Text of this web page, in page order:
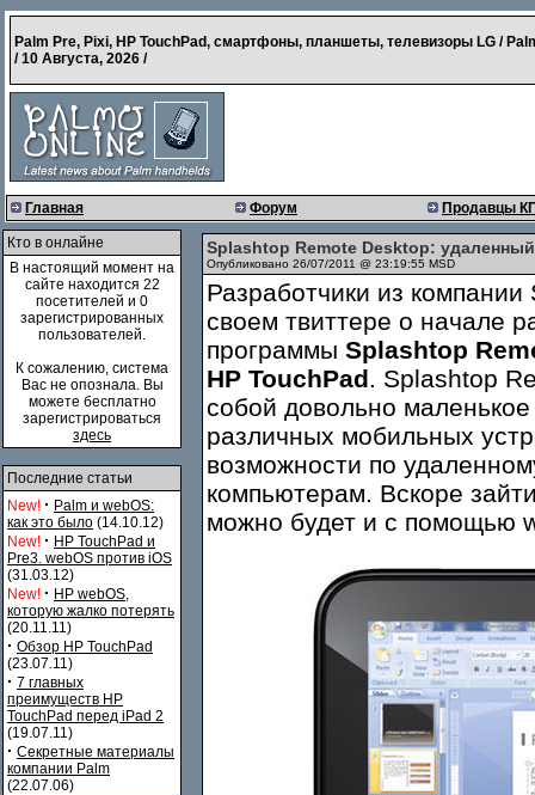
Palm Pre, Pixi, HP TouchPad, смартфоны, планшеты, телевизоры LG /
/10 Августа, 2026 /
Главная Форум Продавцы
Кто в онлайне
В настоящий момент на
сайте находится 22
посетителей и 0
зарегистрированных
пользователей.
К сожалению, система
Вас не опознала. Вы
можете бесплатно
зарегистрироваться
здесь
Последние статьи
New! · Palm и webOS:
как это было (14.10.12)
New! · HP TouchPad и
Pre3. webOS против iOS
(31.03.12)
New! · HP webOS,
которую жалко потерять
(20.11.11)
· Обзор HP TouchPad
(23.07.11)
· 7 главных
преимуществ HP
TouchPad перед iPad 2
(19.07.11)
· Секретные материалы
компании Palm
(22.07.06)
Splashtop Remote Desktop:
Опубликовано 26/07/2011 @ 23:19:55 MSD
Разработчики из
своем твиттере о начале
программы Splashtop
HP TouchPad. Splashtop
собой довольно
различных мобильных
возможности по
компьютерам. Вскоре
можно будет и с помощью